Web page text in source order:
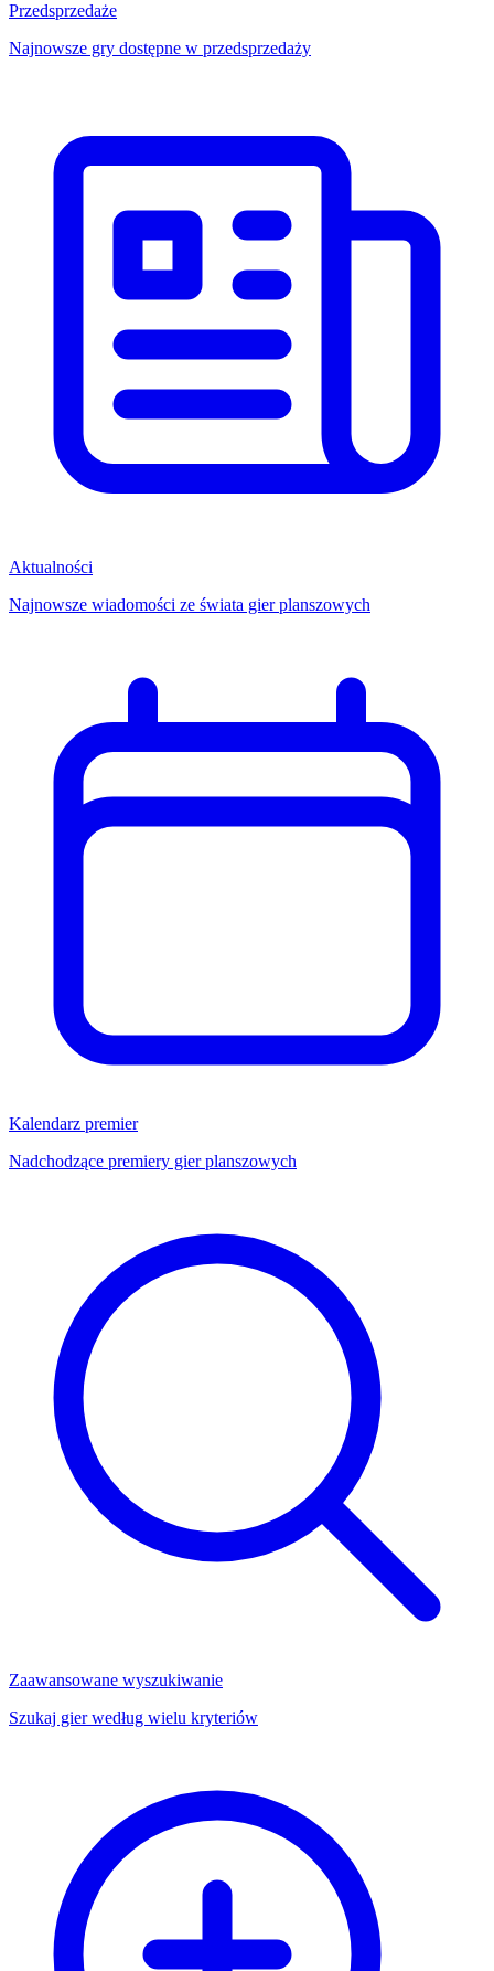
Przedsprzedaże
Najnowsze gry dostępne w przedsprzedaży
Aktualności
Najnowsze wiadomości ze świata gier planszowych
Kalendarz premier
Nadchodzące premiery gier planszowych
Zaawansowane wyszukiwanie
Szukaj gier według wielu kryteriów